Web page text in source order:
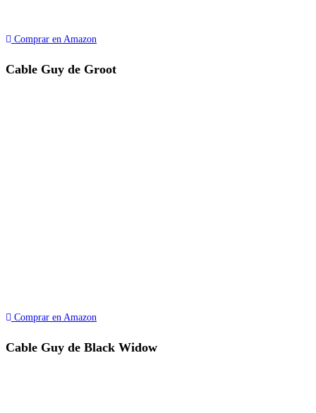
Comprar en Amazon
Cable Guy de Groot
Comprar en Amazon
Cable Guy de Black Widow